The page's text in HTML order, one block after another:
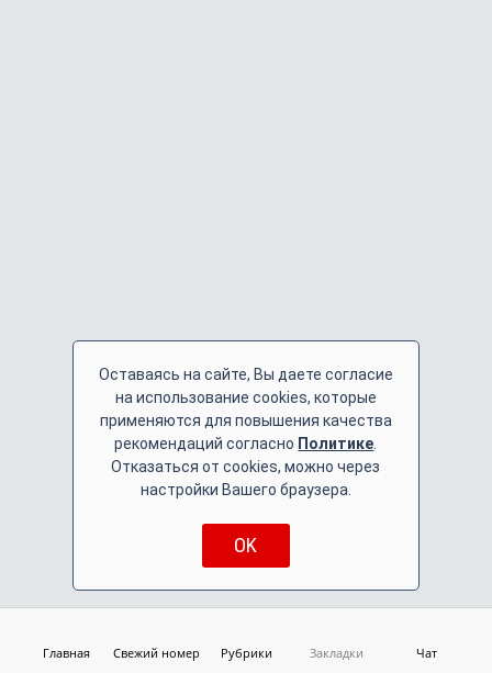
Главная Свежий номер Рубрики Закладки Чат
Оставаясь на сайте, Вы даете согласие
на использование cookies, которые
применяются для повышения качества
рекомендаций согласно Политике
Отказаться от cookies, можно через
настройки Вашего браузера.
OK